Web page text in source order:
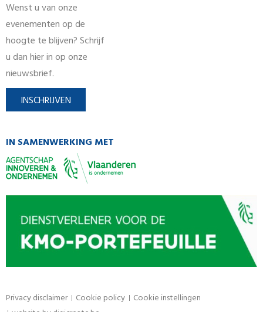
Wenst u van onze
evenementen op de
hoogte te blijven? Schrijf
u dan hier in op onze
nieuwsbrief.
INSCHRIJVEN
IN SAMENWERKING MET
Privacy disclaimer Cookie policy
Cookie instellingen